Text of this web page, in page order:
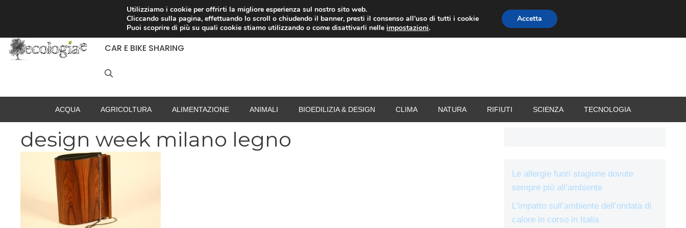
RACCOLTA DIFFERENZIATA RISPARMIO ENERGETICO SPESA TERMOVALORIZZATORI VACANZE
CAR E BIKE SHARING
ACQUA AGRICOLTURA ALIMENTAZIONE ANIMALI BIOEDILIZIA & DESIGN CLIMA NATURA RIFIUTI SCIENZA TECNOLOGIA
design week milano legno
Le allergie fuori stagione dovute
sempre più all’ambiente
L’impatto sull’ambiente dell’ondata di
calore in corso in Italia
Utilizziamo i cookie per offrirti la migliore esperienza sul nostro sito web.
Cliccando sulla pagina, effettuando lo scroll o chiudendo il banner, presti il consenso all’uso di tutti i cookie
Puoi scoprire di più su quali cookie stiamo utilizzando o come disattivarli nelleimpostazioni.
Accetta